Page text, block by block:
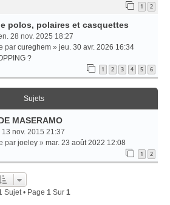
1 2
polos, polaires et casquettes
28 nov. 2025 18:27
par cureghem » jeu. 30 avr. 2026 16:34
?
1 2 3 4 5 6
Sujets
MASERAMO
13 nov. 2015 21:37
par joeley » mar. 23 août 2022 12:08
1 2
Sujet • Page 1 Sur 1